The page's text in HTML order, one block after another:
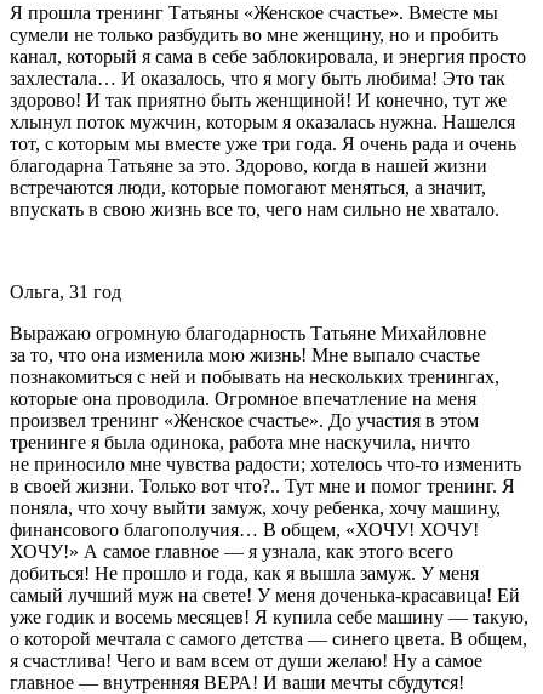
Я прошла тренинг Татьяны «Женское счастье». Вместе мы
сумели не только разбудить во мне женщину, но и пробить
канал, который я сама в себе заблокировала, и энергия просто
захлестала… И оказалось, что я могу быть любима! Это так
здорово! И так приятно быть женщиной! И конечно, тут же
хлынул поток мужчин, которым я оказалась нужна. Нашелся
тот, с которым мы вместе уже три года. Я очень рада и очень
благодарна Татьяне за это. Здорово, когда в нашей жизни
встречаются люди, которые помогают меняться, а значит,
впускать в свою жизнь все то, чего нам сильно не хватало.
Ольга, 31 год
Выражаю огромную благодарность Татьяне Михайловне
за то, что она изменила мою жизнь! Мне выпало счастье
познакомиться с ней и побывать на нескольких тренингах,
которые она проводила. Огромное впечатление на меня
произвел тренинг «Женское счастье». До участия в этом
тренинге я была одинока, работа мне наскучила, ничто
не приносило мне чувства радости; хотелось что-то изменить
в своей жизни. Только вот что?.. Тут мне и помог тренинг. Я
поняла, что хочу выйти замуж, хочу ребенка, хочу машину,
финансового благополучия… В общем, «ХОЧУ! ХОЧУ!
ХОЧУ!» А самое главное — я узнала, как этого всего
добиться! Не прошло и года, как я вышла замуж. У меня
самый лучший муж на свете! У меня доченька-красавица! Ей
уже годик и восемь месяцев! Я купила себе машину — такую,
о которой мечтала с самого детства — синего цвета. В общем,
я счастлива! Чего и вам всем от души желаю! Ну а самое
главное — внутренняя ВЕРА! И ваши мечты сбудутся!